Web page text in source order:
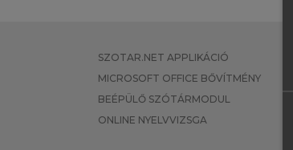
SZOTAR.NET APPLIKÁCIÓ
MICROSOFT OFFICE BŐVÍTMÉNY
BEÉPÜLŐ SZÓTÁRMODUL
ONLINE NYELVVIZSGA